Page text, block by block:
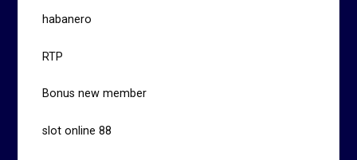
habanero
RTP
Bonus new member
slot online 88